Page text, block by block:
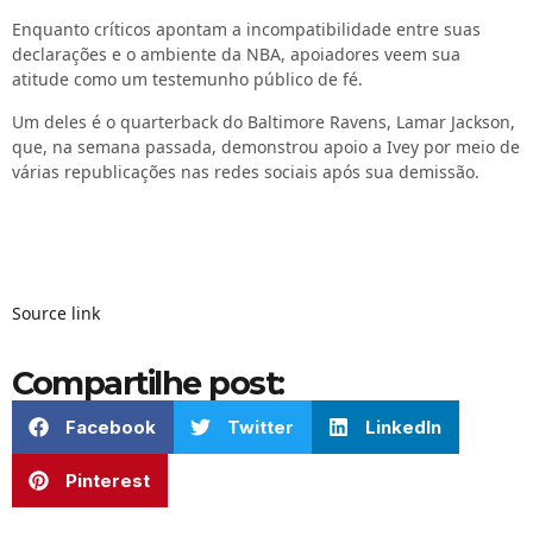
Enquanto críticos apontam a incompatibilidade entre suas
declarações e o ambiente da NBA, apoiadores veem sua
atitude como um testemunho público de fé.
Um deles é o quarterback do Baltimore Ravens, Lamar Jackson,
que, na semana passada, demonstrou apoio a Ivey por meio de
várias republicações nas redes sociais após sua demissão.
Source link
Compartilhe post:
Facebook Twitter LinkedIn
Pinterest